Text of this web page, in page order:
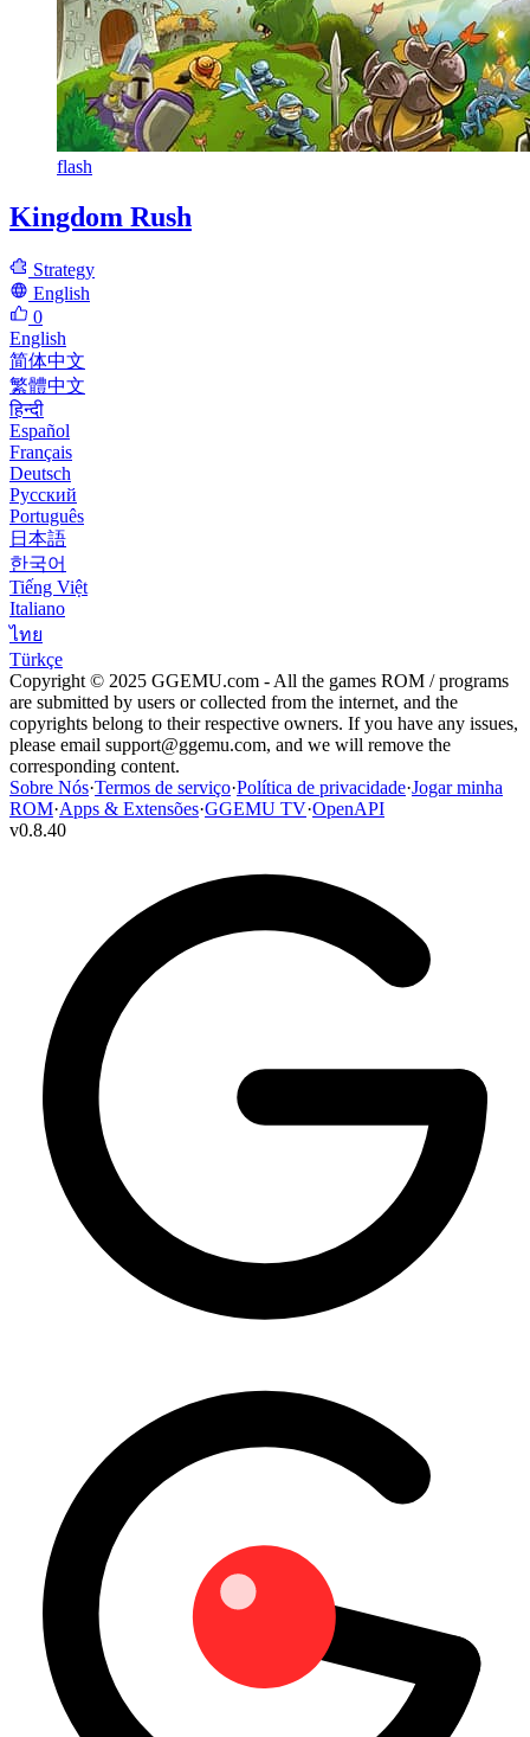
flash
Kingdom Rush
Strategy
English
0
English
简体中文
繁體中文
हिन्दी
Español
Français
Deutsch
Русский
Português
日本語
한국어
Tiếng Việt
Italiano
ไทย
Türkçe
Copyright © 2025 GGEMU.com - All the games ROM / programs
are submitted by users or collected from the internet, and the
copyrights belong to their respective owners. If you have any issues,
please email support@ggemu.com, and we will remove the
corresponding content.
Sobre Nós·Termos de serviço·Política de privacidade·Jogar minha
ROM·Apps & Extensões·GGEMU TV·OpenAPI
v0.8.40